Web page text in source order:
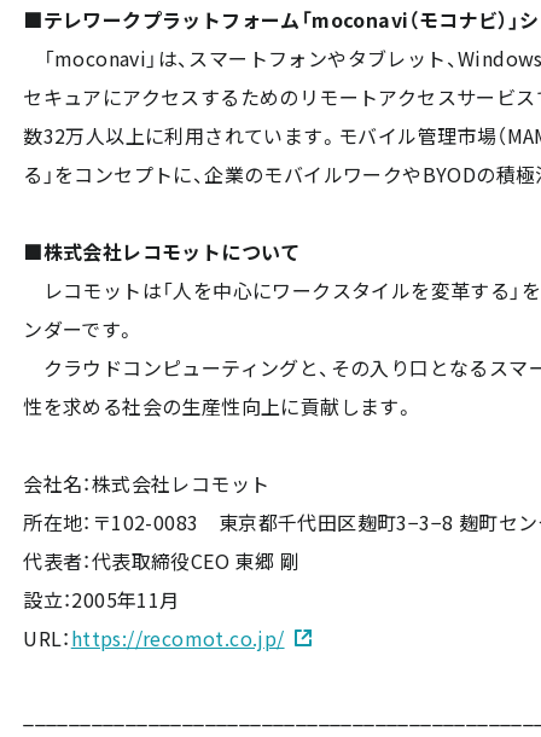
■テレワークプラットフォーム「moconavi（モコナビ）」
「moconavi」は、スマートフォンやタブレット、
セキュアにアクセスするためのリモートアクセスサービ
数32万人以上に利用されています。モバイル管理市場（
る」をコンセプトに、企業のモバイルワークやBYODの積
■株式会社レコモットについて
レコモットは「人を中心にワークスタイルを変革する
ンダーです。
クラウドコンピューティングと、その入り口となるス
性を求める社会の生産性向上に貢献します。
会社名：株式会社レコモット
所在地：〒102-0083 東京都千代田区麹町3−3−8 麹町セ
代表者：代表取締役CEO 東郷 剛
設立：2005年11月
URL：https://recomot.co.jp/